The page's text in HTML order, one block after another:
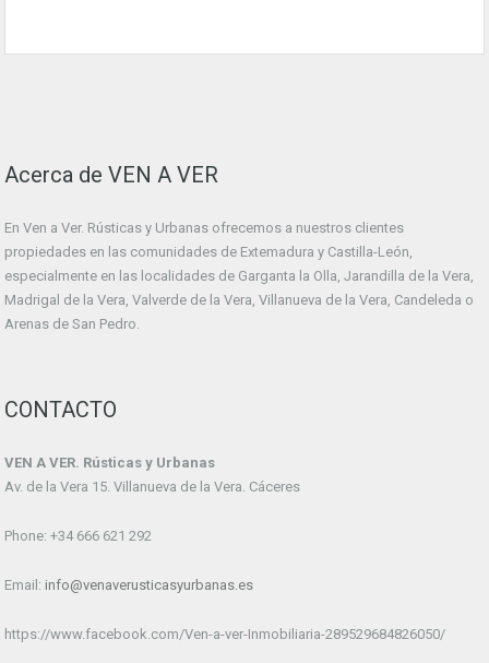
Acerca de VEN A VER
En Ven a Ver. Rústicas y Urbanas ofrecemos a nuestros clientes
propiedades en las comunidades de Extemadura y Castilla-León,
especialmente en las localidades de Garganta la Olla, Jarandilla de la Vera,
Madrigal de la Vera, Valverde de la Vera, Villanueva de la Vera, Candeleda o
Arenas de San Pedro.
CONTACTO
VEN A VER. Rústicas y Urbanas
Av. de la Vera 15. Villanueva de la Vera. Cáceres
Phone: +34 666 621 292
Email: info@venaverusticasyurbanas.es
https://www.facebook.com/Ven-a-ver-Inmobiliaria-289529684826050/